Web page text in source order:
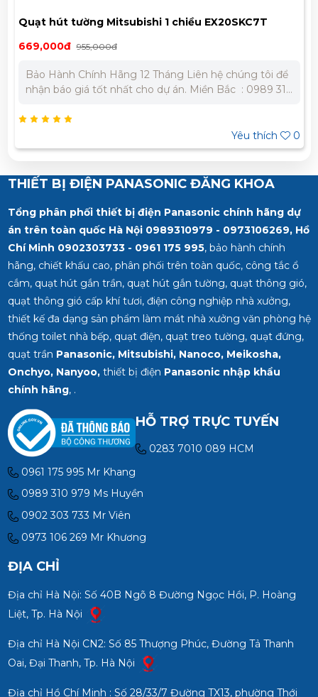
Quạt hút tường Mitsubishi 1 chiều EX20SKC7T
669,000đ 955,000đ
Bảo Hành Chính Hãng 12 Tháng Liên hệ chúng tôi để
nhận báo giá tốt nhất cho dự án. Miền Bắc : 0989 310
332 980
Yêu thích
0
THIẾT BỊ ĐIỆN PANASONIC ĐĂNG KHOA
Tổng phân phối thiết bị điện Panasonic chính hãng dự
án trên toàn quốc Hà Nội 0989310979 - 0973106269, Hồ
Chí Minh 0902303733 - 0961 175 995, bảo hành chính
hãng, chiết khấu cao, phân phối trên toàn quốc, công tắc ổ
cắm, quạt hút gắn trần, quạt hút gắn tường, quạt thông gió,
quạt thông gió cấp khí tươi, điện công nghiệp nhà xưởng,
thiết kế đa dạng sản phẩm làm mát nhà xưởng văn phòng hệ
thống toilet nhà bếp, quạt điện, quạt treo tường, quạt đứng,
quạt trần Panasonic, Mitsubishi, Nanoco, Meikosha,
Onchyo, Nanyoo,thiết bị điện Panasonic nhập khẩu
chính hãng, .
HỖ TRỢ TRỰC TUYẾN
0283 7010 089 HCM
0961 175 995 Mr Khang
0989 310 979 Ms Huyền
0902 303 733 Mr Viên
0973 106 269 Mr Khương
ĐỊA CHỈ
Địa chỉ Hà Nội: Số 40B Ngõ 8 Đường Ngọc Hồi, P. Hoàng
Liệt, Tp. Hà Nội
Địa chỉ Hà Nội CN2: Số 85 Thượng Phúc, Đường Tả Thanh
Oai, Đại Thanh, Tp. Hà Nội
Địa chỉ Hồ Chí Minh : Số 28/33/7 Đường TX13, phường Thới